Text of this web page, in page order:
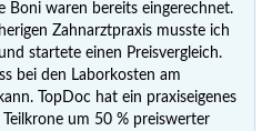
Boni waren bereits eingerechnet.
Zahnarztpraxis musste ich
startete einen Preisvergleich.
bei den Laborkosten am
TopDoc hat ein praxiseigenes
um 50 % preiswerter